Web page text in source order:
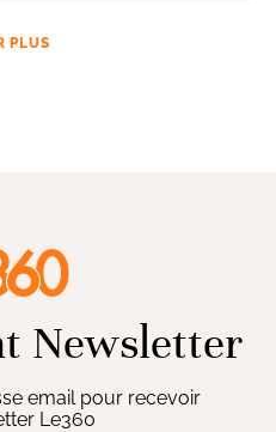
PLUS
Newsletter
email pour recevoir
Le360